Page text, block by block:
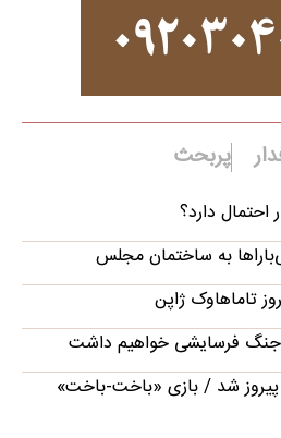
پربحث
دارد؟
به ساختمان مجلس
تاماهاوک ژاپن
جنگ فرسایشی خواهیم داشت
شد / بازی «باخت-باخت»